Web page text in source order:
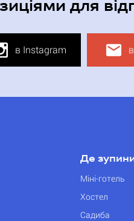
для
в Instagram
Де
Міні-готель
Хостел
Садиба